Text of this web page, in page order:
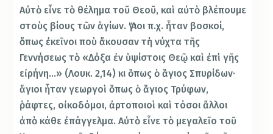
Αὐτὸ εἶνε τὸ θέλημα τοῦ Θεοῦ, καὶ αὐτὸ βλέπουμε
στοὺς βίους τῶν ἁγίων. Ἅ­γιοι π.χ. ἦταν βοσκοί,
ὅπως ἐκεῖνοι ποὺ ἄ­κουσαν τὴ νύχτα τῆς
Γεννήσεως τὸ «Δόξα ἐν ὑψίστοις Θεῷ καὶ ἐπὶ γῆς
εἰρήνη…» (Λουκ. 2,14) κι ὅπως ὁ ἅγιος Σπυρίδων·
ἅ­γιοι ἦταν γεωργοὶ ὅπως ὁ ἅγιος Τρύφων,
ῥάφτες, οἰκοδό­μοι, ἀρτοποιοὶ καὶ τόσοι ἄλλοι
ἀπὸ κάθε ἐπάγ­γελμα. Αὐτὸ εἶνε τὸ μεγαλεῖο τοῦ